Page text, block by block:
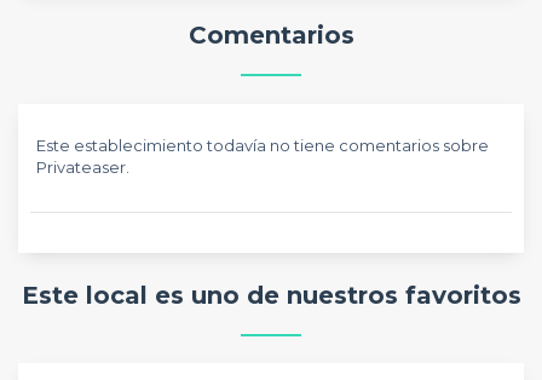
Comentarios
Este establecimiento todavía no tiene comentarios sobre
Privateaser.
Este local es uno de nuestros favoritos